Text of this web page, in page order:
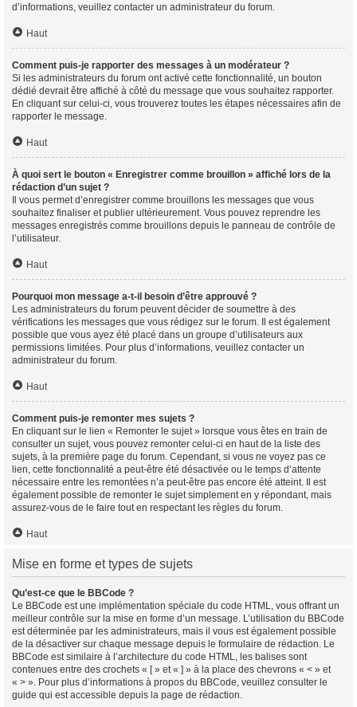
d’informations, veuillez contacter un administrateur du forum.
Haut
Comment puis-je rapporter des messages à un modérateur ?
Si les administrateurs du forum ont activé cette fonctionnalité, un bouton
dédié devrait être affiché à côté du message que vous souhaitez rapporter.
En cliquant sur celui-ci, vous trouverez toutes les étapes nécessaires afin de
rapporter le message.
Haut
À quoi sert le bouton « Enregistrer comme brouillon » affiché lors de la
rédaction d’un sujet ?
Il vous permet d’enregistrer comme brouillons les messages que vous
souhaitez finaliser et publier ultérieurement. Vous pouvez reprendre les
messages enregistrés comme brouillons depuis le panneau de contrôle de
l’utilisateur.
Haut
Pourquoi mon message a-t-il besoin d’être approuvé ?
Les administrateurs du forum peuvent décider de soumettre à des
vérifications les messages que vous rédigez sur le forum. Il est également
possible que vous ayez été placé dans un groupe d’utilisateurs aux
permissions limitées. Pour plus d’informations, veuillez contacter un
administrateur du forum.
Haut
Comment puis-je remonter mes sujets ?
En cliquant sur le lien « Remonter le sujet » lorsque vous êtes en train de
consulter un sujet, vous pouvez remonter celui-ci en haut de la liste des
sujets, à la première page du forum. Cependant, si vous ne voyez pas ce
lien, cette fonctionnalité a peut-être été désactivée ou le temps d’attente
nécessaire entre les remontées n’a peut-être pas encore été atteint. Il est
également possible de remonter le sujet simplement en y répondant, mais
assurez-vous de le faire tout en respectant les règles du forum.
Haut
Mise en forme et types de sujets
Qu’est-ce que le BBCode ?
Le BBCode est une implémentation spéciale du code HTML, vous offrant un
meilleur contrôle sur la mise en forme d’un message. L’utilisation du BBCode
est déterminée par les administrateurs, mais il vous est également possible
de la désactiver sur chaque message depuis le formulaire de rédaction. Le
BBCode est similaire à l’architecture du code HTML, les balises sont
contenues entre des crochets « [ » et « ] » à la place des chevrons « < » et
« > ». Pour plus d’informations à propos du BBCode, veuillez consulter le
guide qui est accessible depuis la page de rédaction.